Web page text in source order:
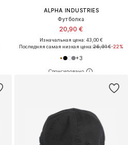
ALPHA INDUSTRIES
Футболка
20,90 €
Изначальная цена: 43,00 €
Последняя самая низкая цена:26,91 €-22%
+3